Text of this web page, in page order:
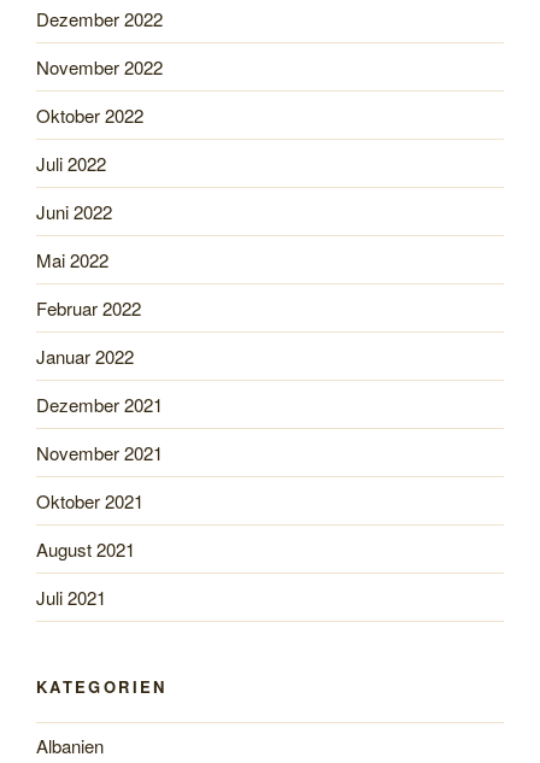
Dezember 2022
November 2022
Oktober 2022
Juli 2022
Juni 2022
Mai 2022
Februar 2022
Januar 2022
Dezember 2021
November 2021
Oktober 2021
August 2021
Juli 2021
KATEGORIEN
Albanien